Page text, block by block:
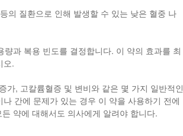
의 질환으로 인해 발생할 수 있는 낮은 혈중 나
과 복용 빈도를 결정합니다. 이 약의 효과를 최
오.
가, 고칼륨혈증 및 변비와 같은 몇 가지 일반적인
간에 문제가 있는 경우 이 약을 사용하기 전에
약에 대해서도 의사에게 알려야 합니다.